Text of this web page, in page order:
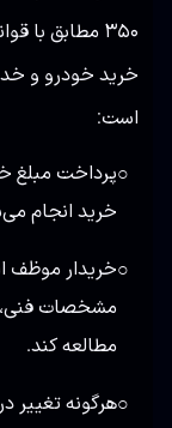
۳۵۰ مطابق
خرید خودرو و
است:
○پرداخت مبلغ
خرید انجام
○خریدار موظف
مشخصات فنی،
مطالعه کند.
○هرگونه تغییر